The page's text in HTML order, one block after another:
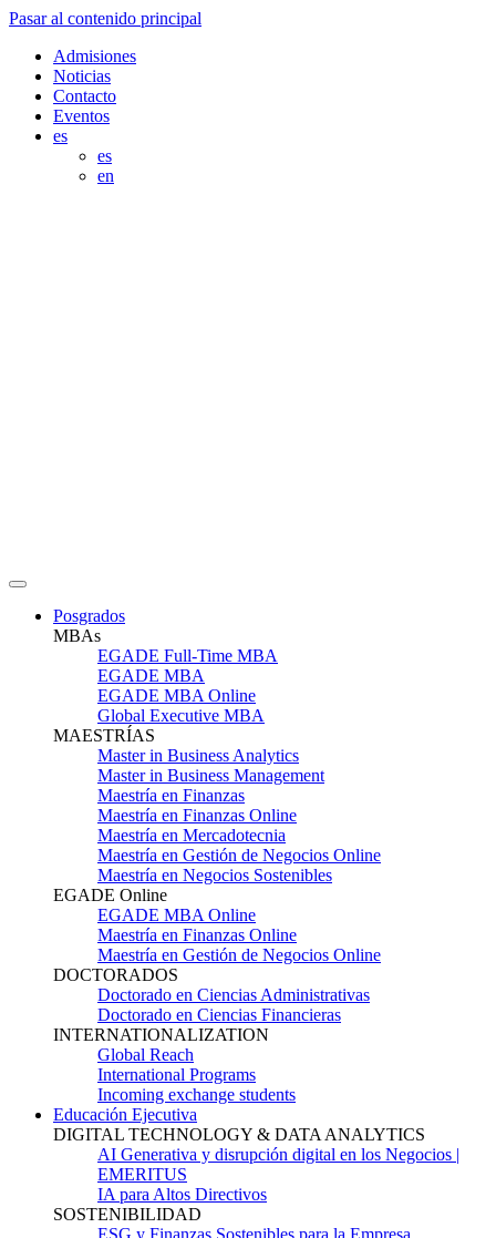
Pasar al contenido principal
Admisiones
Noticias
Contacto
Eventos
es
es
en
Posgrados
MBAs
EGADE Full-Time MBA
EGADE MBA
EGADE MBA Online
Global Executive MBA
MAESTRÍAS
Master in Business Analytics
Master in Business Management
Maestría en Finanzas
Maestría en Finanzas Online
Maestría en Mercadotecnia
Maestría en Gestión de Negocios Online
Maestría en Negocios Sostenibles
EGADE Online
EGADE MBA Online
Maestría en Finanzas Online
Maestría en Gestión de Negocios Online
DOCTORADOS
Doctorado en Ciencias Administrativas
Doctorado en Ciencias Financieras
INTERNATIONALIZATION
Global Reach
International Programs
Incoming exchange students
Educación Ejecutiva
DIGITAL TECHNOLOGY & DATA ANALYTICS
AI Generativa y disrupción digital en los Negocios |
EMERITUS
IA para Altos Directivos
SOSTENIBILIDAD
ESG y Finanzas Sostenibles para la Empresa